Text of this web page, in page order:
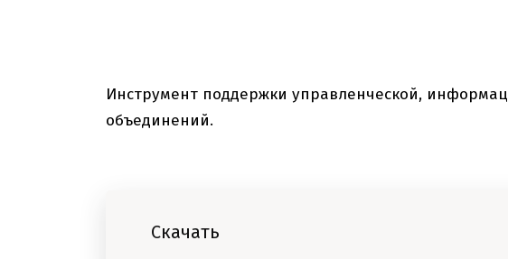
Инструмент поддержки управленческой,
объединений.
Скачать